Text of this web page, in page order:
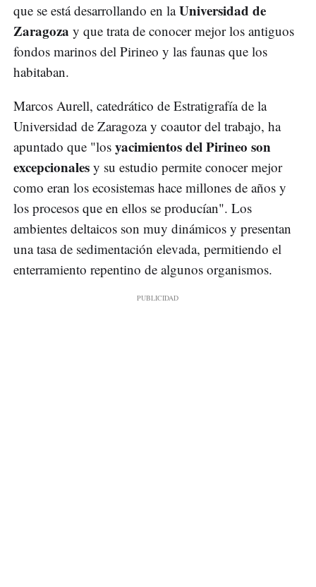
que se está desarrollando en laUniversidad de
Zaragoza y que trata de conocer mejor los antiguos
fondos marinos del Pirineo y las faunas que los
habitaban.
Marcos Aurell, catedrático de Estratigrafía de la
Universidad de Zaragoza y coautor del trabajo, ha
apuntado que "los yacimientos del Pirineo son
excepcionales y su estudio permite conocer mejor
como eran los ecosistemas hace millones de años y
los procesos que en ellos se producían". Los
ambientes deltaicos son muy dinámicos y presentan
una tasa de sedimentación elevada, permitiendo el
enterramiento repentino de algunos organismos.